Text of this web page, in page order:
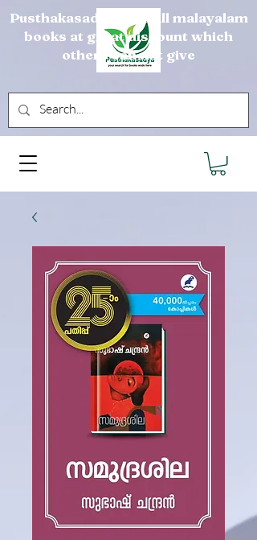
Pusthakasadya sells all malayalam
books at great discount which
others can not give